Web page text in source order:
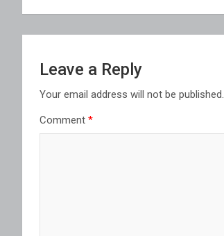
Leave a Reply
Your email address will not be published.
Comment *